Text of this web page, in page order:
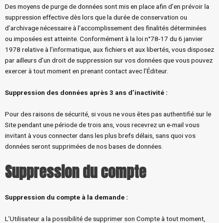
Des moyens de purge de données sont mis en place afin d’en prévoir la
suppression effective dès lors que la durée de conservation ou
d’archivage nécessaire à l’accomplissement des finalités déterminées
ou imposées est atteinte. Conformément à la loi n°78-17 du 6 janvier
1978 relative à l’informatique, aux fichiers et aux libertés, vous disposez
par ailleurs d’un droit de suppression sur vos données que vous pouvez
exercer à tout moment en prenant contact avec l’Éditeur.
Suppression des données après 3 ans d’inactivité :
Pour des raisons de sécurité, si vous ne vous êtes pas authentifié sur le
Site pendant une période de trois ans, vous recevrez un e-mail vous
invitant à vous connecter dans les plus brefs délais, sans quoi vos
données seront supprimées de nos bases de données.
Suppression du compte
Suppression du compte à la demande :
L’Utilisateur a la possibilité de supprimer son Compte à tout moment,